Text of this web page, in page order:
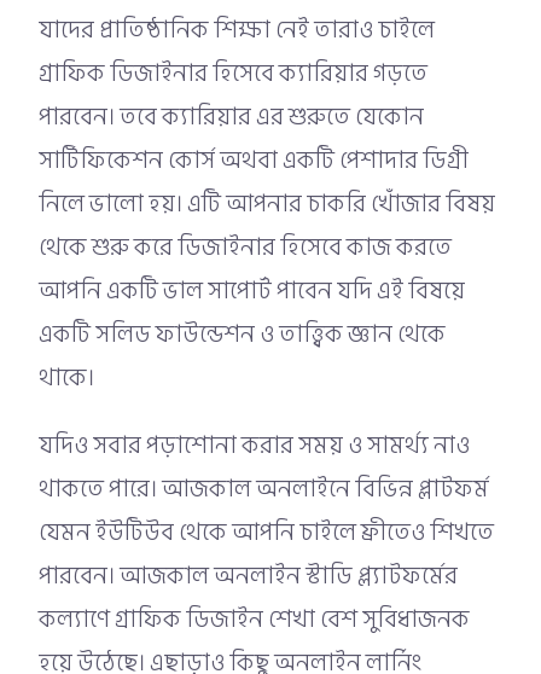
যাদের প্রাতিষ্ঠানিক শিক্ষা নেই তারাও চাইলে
গ্রাফিক ডিজাইনার হিসেবে ক্যারিয়ার গড়তে
পারবেন। তবে ক্যারিয়ার এর শুরুতে যেকোন
সার্টিফিকেশন কোর্স অথবা একটি পেশাদার ডিগ্রী
নিলে ভালো হয়। এটি আপনার চাকরি খোঁজার বিষয়
থেকে শুরু করে ডিজাইনার হিসেবে কাজ করতে
আপনি একটি ভাল সাপোর্ট পাবেন যদি এই বিষয়ে
একটি সলিড ফাউন্ডেশন ও তাত্ত্বিক জ্ঞান থেকে
থাকে।
যদিও সবার পড়াশোনা করার সময় ও সামর্থ্য নাও
থাকতে পারে। আজকাল অনলাইনে বিভিন্ন প্লাটফর্ম
যেমন ইউটিউব থেকে আপনি চাইলে ফ্রীতেও শিখতে
পারবেন। আজকাল অনলাইন স্টাডি প্ল্যাটফর্মের
কল্যাণে গ্রাফিক ডিজাইন শেখা বেশ সুবিধাজনক
হয়ে উঠেছে। এছাড়াও কিছু অনলাইন লার্নিং